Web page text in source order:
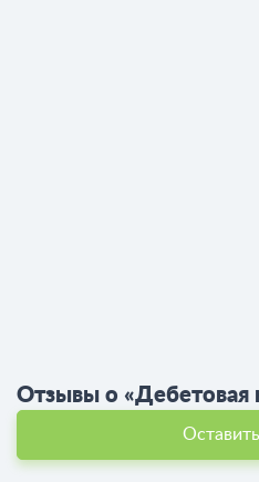
Отзывы о «Дебетовая